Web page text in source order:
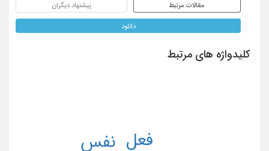
مقالات مرتبط پیشنهاد دیگران
دانلود
کلیدواژه های مرتبط
فعل نفس